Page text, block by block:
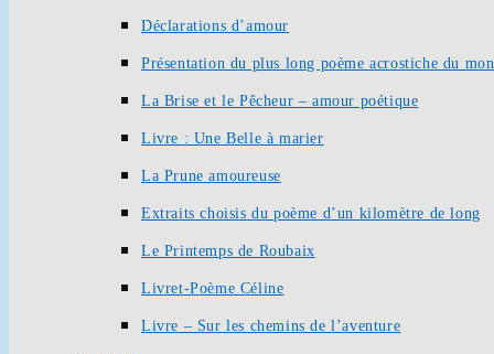
Déclarations d’amour
Présentation du plus long poème acrostiche du
La Brise et le Pêcheur – amour poétique
Livre : Une Belle à marier
La Prune amoureuse
Extraits choisis du poème d’un kilomètre de long
Le Printemps de Roubaix
Livret-Poème Céline
Livre – Sur les chemins de l’aventure